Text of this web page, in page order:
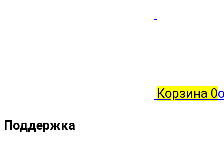
Корзина 0
Поддержка